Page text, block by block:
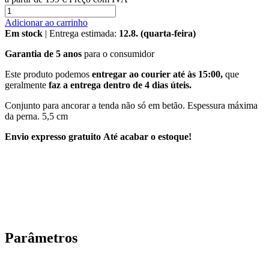
Adicionar ao carrinho
Em stock | Entrega estimada: 12.8. (quarta-feira)
Garantia de 5 anos para o consumidor
Este produto podemos entregar ao courier até às 15:00, que
geralmente faz a entrega dentro de 4 dias úteis.
Conjunto para ancorar a tenda não só em betão. Espessura máxima
da perna. 5,5 cm
Envio expresso gratuito Até acabar o estoque!
Parâmetros